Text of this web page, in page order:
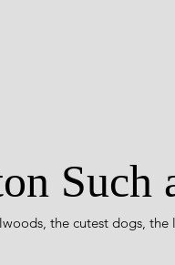
Such
the cutest dogs, the